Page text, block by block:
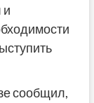
и
сообщил,